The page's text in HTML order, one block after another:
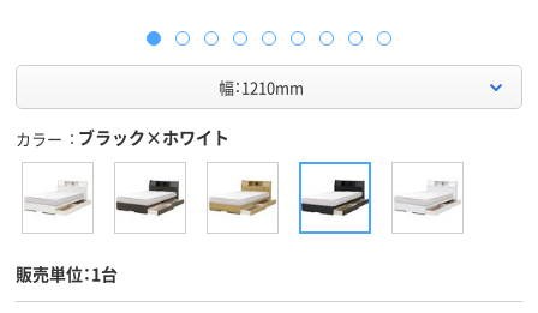
幅：1210mm
カラー ブラック×ホワイト
販売単位：1台